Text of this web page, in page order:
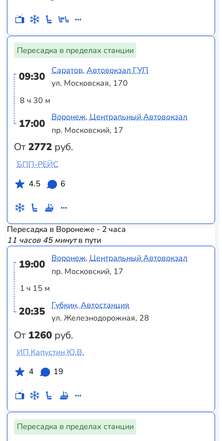
Пересадка в пределах станции
09:30
8 ч 30 м
17:00
От2772 руб.
Саратов, Автовокзал ГУП
ул. Московская, 170
Воронеж, Центральный Автовокзал
пр. Московский, 17
БПП-РЕЙС
4.5
6
Пересадка в Воронеже - 2 часа
11 часов 45 минутв пути
19:00
1 ч 15 м
20:35
От 1260 руб.
Воронеж, Центральный Автовокзал
пр. Московский, 17
Губкин, Автостанция
ул. Железнодорожная, 28
ИП Капустин Ю.В.
4
19
Пересадка в пределах станции